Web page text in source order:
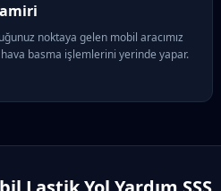
noktaya gelen mobil aracımız
basma işlemlerini yerinde yapar.